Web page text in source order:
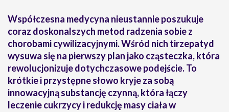
Współczesna medycyna nieustannie poszukuje
coraz doskonalszych metod radzenia sobie z
chorobami cywilizacyjnymi. Wśród nich tirzepatyd
wysuwa się na pierwszy plan jako cząsteczka, która
rewolucjonizuje dotychczasowe podejście. To
krótkie i przystępne słowo kryje za sobą
innowacyjną substancję czynną, która łączy
leczenie cukrzycy i redukcję masy ciaław